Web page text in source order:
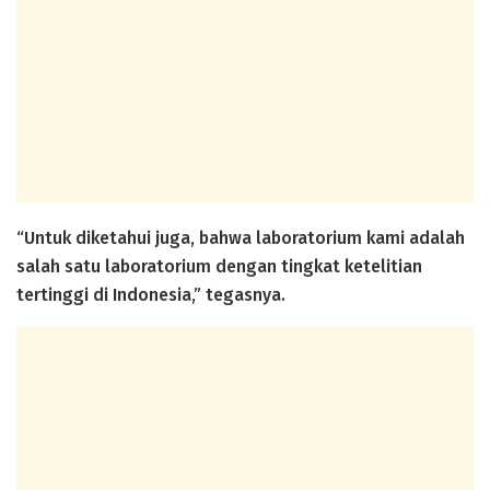
“Untuk diketahui juga, bahwa laboratorium kami adalah
salah satu laboratorium dengan tingkat ketelitian
tertinggi di Indonesia,” tegasnya.